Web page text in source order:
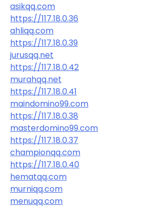
asikqq.com
https://117.18.0.36
ahliqq.com
https://117.18.0.39
jurusqq.net
https://117.18.0.42
murahqq.net
https://117.18.0.41
maindomino99.com
https://117.18.0.38
masterdomino99.com
https://117.18.0.37
championqq.com
https://117.18.0.40
hematqq.com
murniqq.com
menuqq.com